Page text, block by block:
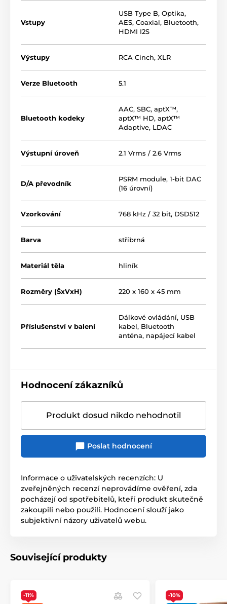
Vstupy
USB Type B, Optika,
AES, Coaxial, Bluetooth,
HDMI I2S
Výstupy RCA Cinch, XLR
Verze Bluetooth 5.1
Bluetooth kodeky
AAC, SBC, aptX™,
aptX™ HD, aptX™
Adaptive, LDAC
Výstupní úroveň 2.1 Vrms / 2.6 Vrms
D/A převodník
PSRM module, 1-bit DAC
(16 úrovní)
Vzorkování 768 kHz / 32 bit, DSD512
Barva stříbrná
Materiál těla hliník
Rozměry (ŠxVxH) 220 x 160 x 45 mm
Příslušenství v balení
Dálkové ovládání, USB
kabel, Bluetooth
anténa, napájecí kabel
Hodnocení zákazníků
Produkt dosud nikdo nehodnotil
Poslat hodnocení
Informace o uživatelských recenzích: U
zveřejněných recenzí neprovádíme ověření, zda
pocházejí od spotřebitelů, kteří produkt skutečně
zakoupili nebo použili. Hodnocení slouží jako
subjektivní názory uživatelů webu.
Související produkty
-11%
-10%